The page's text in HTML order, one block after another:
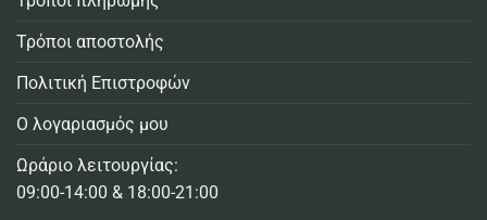
Τρόποι αποστολής
Πολιτική Επιστροφών
Ο λογαριασμός μου
Ωράριο λειτουργίας:
09:00-14:00 & 18:00-21:00